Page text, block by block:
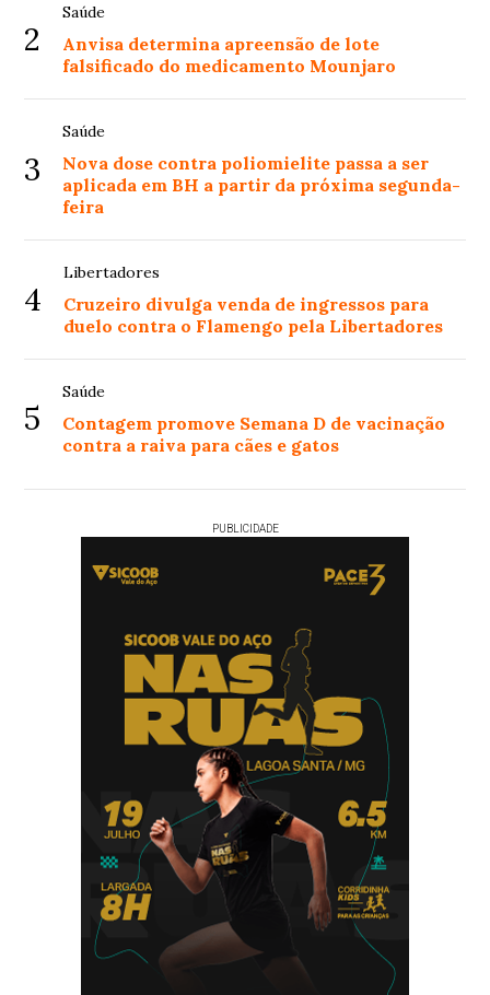
2
Saúde
Anvisa determina apreensão de lote
falsificado do medicamento Mounjaro
3
Saúde
Nova dose contra poliomielite passa a ser
aplicada em BH a partir da próxima segunda-
feira
4
Libertadores
Cruzeiro divulga venda de ingressos para
duelo contra o Flamengo pela Libertadores
5
Saúde
Contagem promove Semana D de vacinação
contra a raiva para cães e gatos
PUBLICIDADE